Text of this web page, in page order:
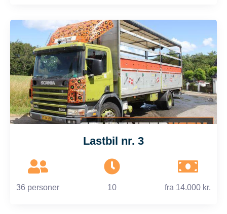
Lastbil nr. 3
36 personer 10 fra 14.000 kr.